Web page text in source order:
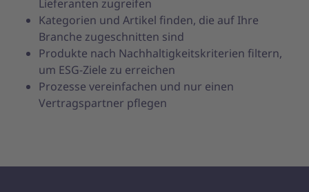
Lieferanten zugreifen
Kategorien und Artikel finden, die auf Ihre
Branche zugeschnitten sind
Produkte nach Nachhaltigkeitskriterien filtern,
um ESG-Ziele zu erreichen
Prozesse vereinfachen und nur einen
Vertragspartner pflegen